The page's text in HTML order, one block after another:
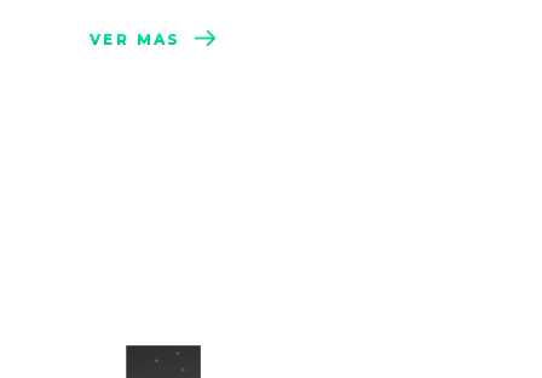
VER MÁS